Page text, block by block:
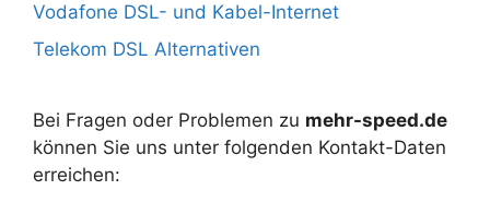
Vodafone DSL- und Kabel-Internet
Telekom DSL Alternativen
Bei Fragen oder Problemen zu mehr-speed.de
können Sie uns unter folgenden Kontakt-Daten
erreichen: